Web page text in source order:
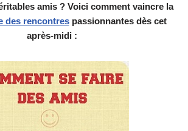
amis ? Voici comment vaincre la
des rencontrespassionnantes dès cet
après-midi :